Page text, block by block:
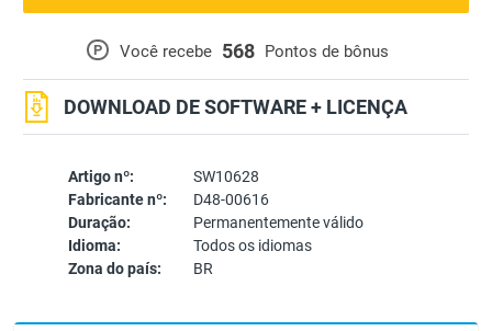
Artigo nº:
SW10628
Fabricante nº:
D48-00616
Duração:
Permanentemente válido
Idioma:
Todos os idiomas
Zona do país:
BR
P Você recebe 568 Pontos de bônus
DOWNLOAD DE SOFTWARE + LICENÇA